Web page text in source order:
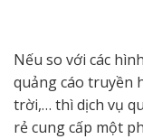
Nếu so với các
quảng cáo truyền
trời,… thì dịch vụ
rẻ cung cấp một